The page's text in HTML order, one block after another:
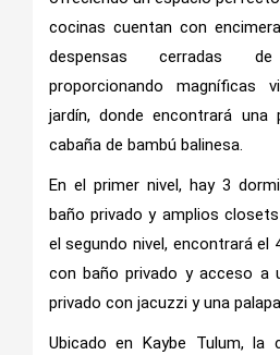
cocinas cuentan con
despensas cerradas
proporcionando magníficas
jardín, donde encontrará una
cabaña de bambú balinesa.
En el primer nivel, hay 3
baño privado y amplios
el segundo nivel, encontrará el
con baño privado y acceso a
privado con jacuzzi y una
Ubicado en Kaybe Tulum, la